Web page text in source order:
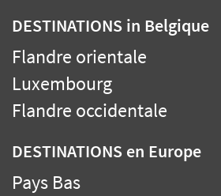
DESTINATIONS in Belgique
Flandre orientale
Luxembourg
Flandre occidentale
DESTINATIONS en Europe
Pays Bas